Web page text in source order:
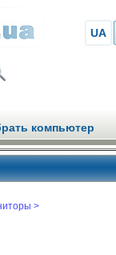
UA
компьютер
>